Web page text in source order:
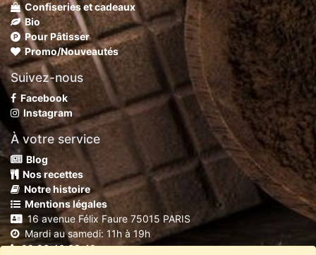
Confiseries et cadeaux
Bio
Pour Pâtisser
Promo/Nouveautés
Suivez-nous
Facebook
Instagram
À votre service
Blog
Nos recettes
Notre histoire
Mentions légales
16 avenue Félix Faure 75015 PARIS
Mardi au samedi: 11h à 19h
09 86 46 63 40